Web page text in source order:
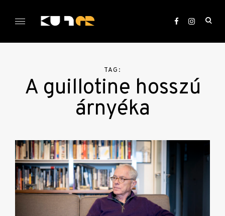
KULTer.hu
TAG:
A guillotine hosszú
árnyéka